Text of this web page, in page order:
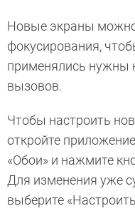
Новые экраны
фокусирования,
применялись нужны
вызовов.
Чтобы настроить
откройте
«Обои» и нажмите
Для изменения уже
выберите